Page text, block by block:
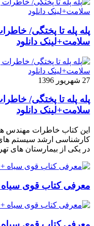
پله پله تا پختگی/
سلامت+لینک دانلود
27 شهریور 1396
پله پله تا پختگی/
سلامت+لینک دانلود
این کتاب خاطرات مهندس
کارشناسی ارشد سیستم
در یکی از بیمارستان های
معرفی کتاب قوی سیاه